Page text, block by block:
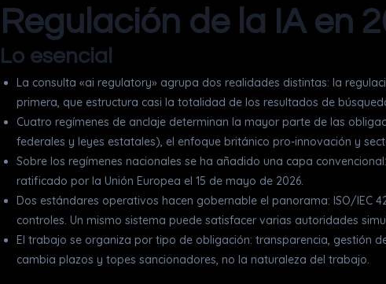
Regulación de la IA en
Lo esencial
La consulta «ai regulatory» agrupa dos realidades distintas: la
primera, que estructura casi la totalidad de los resultados de
Cuatro regímenes de anclaje determinan la mayor parte de las
federales y leyes estatales), el enfoque británico pro-innovación y
Sobre los regímenes nacionales se ha añadido una capa
ratificado por la Unión Europea el 15 de mayo de 2026.
Dos estándares operativos hacen gobernable el panorama: ISO/IEC
controles. Un mismo sistema puede satisfacer varias autoridades
El trabajo se organiza por tipo de obligación: transparencia, gestión
cambia plazos y topes sancionadores, no la naturaleza del trabajo.